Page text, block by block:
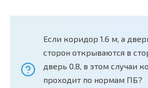
Если коридор 1.6 м, а
сторон открываются в
дверь 0.8, в этом случаи
проходит по нормам ПБ?